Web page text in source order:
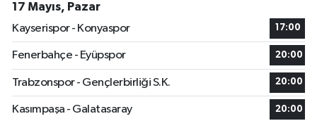
17 Mayıs, Pazar
Kayserispor - Konyaspor
17:00
Fenerbahçe - Eyüpspor 20:00
Trabzonspor - Gençlerbirliği S.K. 20:00
Kasımpaşa - Galatasaray 20:00